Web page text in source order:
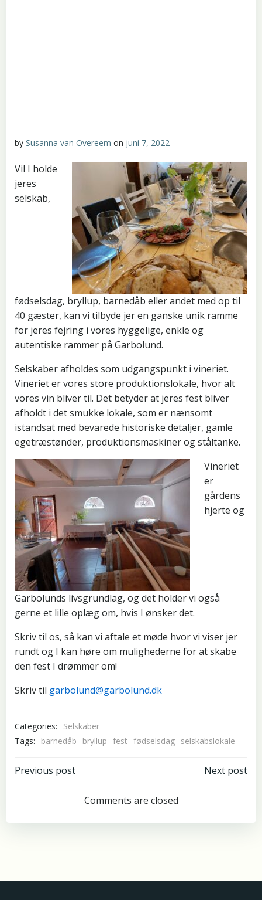
by Susanna van Overeem on juni 7, 2022
Vil I holde
jeres
selskab,
fødselsdag, bryllup, barnedåb eller andet med op til
40 gæster, kan vi tilbyde jer en ganske unik ramme
for jeres fejring i vores hyggelige, enkle og
autentiske rammer på Garbolund.
Selskaber afholdes som udgangspunkt i vineriet.
Vineriet er vores store produktionslokale, hvor alt
vores vin bliver til. Det betyder at jeres fest bliver
afholdt i det smukke lokale, som er nænsomt
istandsat med bevarede historiske detaljer, gamle
egetræstønder, produktionsmaskiner og ståltanke.
Vineriet
er
gårdens
hjerte og
Garbolunds livsgrundlag, og det holder vi også
gerne et lille oplæg om, hvis I ønsker det.
Skriv til os, så kan vi aftale et møde hvor vi viser jer
rundt og I kan høre om mulighederne for at skabe
den fest I drømmer om!
Skriv til garbolund@garbolund.dk
Categories:
Selskaber
Tags:
barnedåb bryllup fest fødselsdag selskabslokale
Indlægsnavigation
Previous post Next post
Comments are closed